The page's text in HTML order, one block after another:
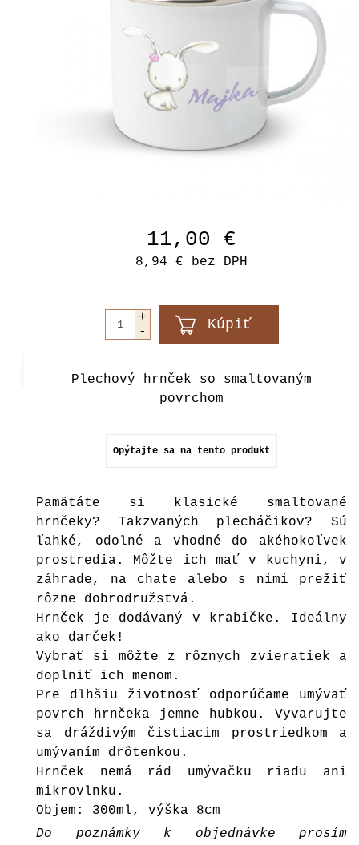
11,00 €
8,94 € bez DPH
Plechový hrnček so smaltovaným
povrchom
Opýtajte sa na tento produkt
Pamätáte si klasické smaltované
hrnčeky? Takzvaných plecháčikov? Sú
ľahké, odolné a vhodné do akéhokoľvek
prostredia. Môžte ich mať v kuchyni, v
záhrade, na chate alebo s nimi prežiť
rôzne dobrodružstvá.
Hrnček je dodávaný v krabičke. Ideálny
ako darček!
Vybrať si môžte z rôznych zvieratiek a
doplniť ich menom.
Pre dlhšiu životnosť odporúčame umývať
povrch hrnčeka jemne hubkou. Vyvarujte
sa dráždivým čistiacim prostriedkom a
umývaním drôtenkou.
Hrnček nemá rád umývačku riadu ani
mikrovlnku.
Objem: 300ml, výška 8cm
Do poznámky k objednávke prosím